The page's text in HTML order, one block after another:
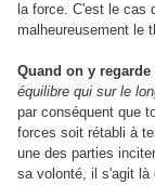
la force. C'est le cas
malheureusement le
Quand on y regarde
équilibre qui sur le
par conséquent que
forces soit rétabli à
une des parties
sa volonté, il s'agit là